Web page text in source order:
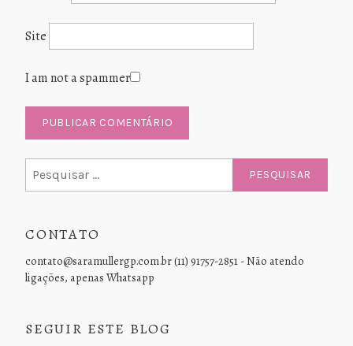
Site
I am not a spammer
por:
CONTATO
contato@saramullergp.com.br (11) 91757-2851 - Não atendo
ligações, apenas Whatsapp
SEGUIR ESTE BLOG